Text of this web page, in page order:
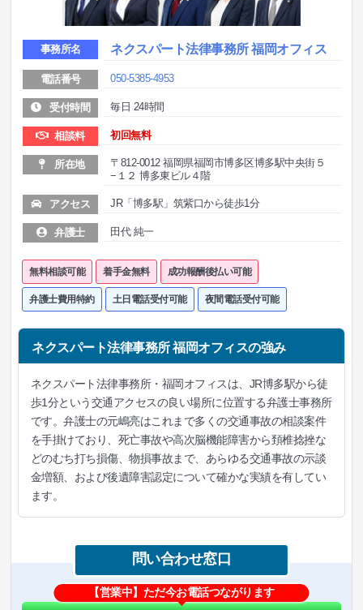
事務所名 ネクスパート法律事務所 福岡オフィス
電話番号 050-5385-4953
受付時間 毎日 24時間
相談料 初回無料
所在地
〒812-0012 福岡県福岡市博多区博多駅中央街５
−１２ 博多東ビル４階
アクセス JR「博多駅」筑紫口から徒歩1分
弁護士 田代 純一
無料相談可能 着手金無料 成功報酬後払い可能
弁護士費用特約 土日電話受付可能 夜間電話受付可能
ネクスパート法律事務所 福岡オフィスの強み
ネクスパート法律事務所・福岡オフィスは、JR博多駅から徒
歩1分という交通アクセスの良い場所に位置する弁護士事務所
です。弁護士の元嶋亮はこれまで多くの交通事故の相談案件
を手掛けており、死亡事故や高次脳機能障害から頚椎捻挫な
どのむち打ち損傷、物損事故まで、あらゆる交通事故の示談
金増額、および後遺障害認定について確かな実績を有してい
ます。
問い合わせ窓口
【営業中】ただ今お電話つながります